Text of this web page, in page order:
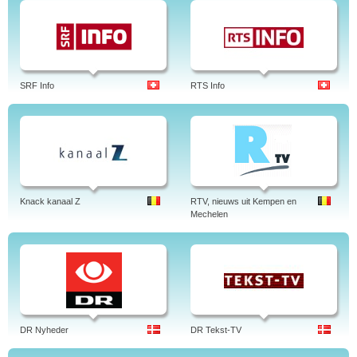
SRF Info RTS Info
Knack kanaal Z
RTV, nieuws uit Kempen en
Mechelen
DR Nyheder DR Tekst-TV